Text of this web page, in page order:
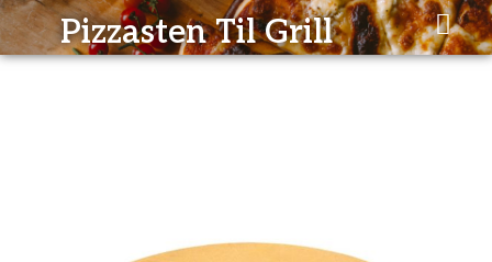
Gå
til
indholdet
Pizzasten Til Grill